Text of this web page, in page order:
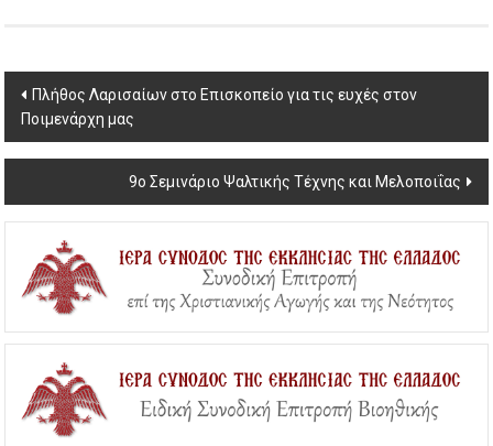
Post
navigation
Πλήθος Λαρισαίων στο Επισκοπείο για τις ευχές στον
Ποιμενάρχη μας
9ο Σεμινάριο Ψαλτικής Τέχνης και Μελοποιΐας